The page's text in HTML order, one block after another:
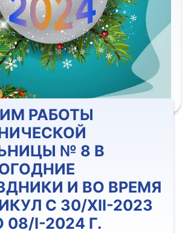
РАБОТЫ
№ 8 В
И ВО ВРЕМЯ
С 30/XII-2023
08/I-2024 Г.